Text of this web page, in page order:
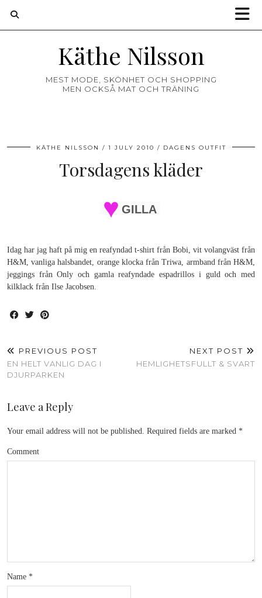
Käthe Nilsson
MEST MODE, SKÖNHET OCH SHOPPING
MEN OCKSÅ MAT OCH TRÄNING
KÄTHE NILSSON 1 JULY 2010 DAGENS OUTFIT
Torsdagens kläder
GILLA
Idag har jag haft på mig en reafyndad t-shirt från Bobi, vit volangväst från
H&M, vanliga halsbandet, orange klocka från Triwa, armband från H&M,
jeggings från Only och gamla reafyndade espadrillos i guld och med
kilklack från Ilse Jacobsen.
PREVIOUS POST
EN HELT VANLIG DAG I
DJURPARKEN
NEXT POST
HEMLIGHETSFULLT & SVART
Leave a Reply
Your email address will not be published. Required fields are marked *
Comment
Name *